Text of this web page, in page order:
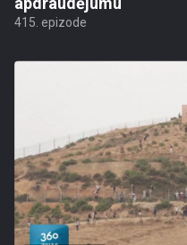
415. epizode